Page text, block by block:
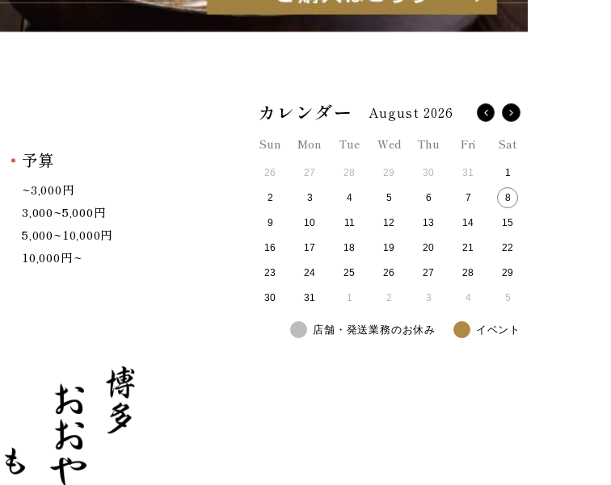
予算
~3,000円
3,000~5,000円
5,000~10,000円
10,000円~
August 2026
Sun Mon Tue Wed Thu Fri Sat
26 27 28 29 30 31 1
2 3 4 5 6 7 8
9 10 11 12 13 14 15
16 17 18 19 20 21 22
23 24 25 26 27 28 29
30 31 1 2 3 4 5
店舗・発送業務のお休み イベント